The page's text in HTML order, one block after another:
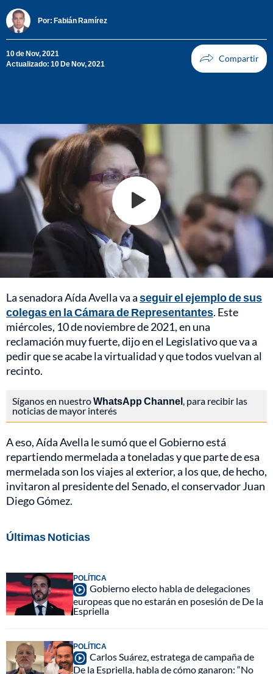
Por: Fabián Ramírez
10 de Nov, 2021
Actualizado: 10 De Nov, 2021
La senadora Aída Avella va aseguir el ejemplo de sus
colegas en la Cámara de Representantes. Este
miércoles, 10 de noviembre de 2021, en una
reclamación muy fuerte, dijo en el Legislativo que va a
pedir que se acabe la virtualidad y que todos vuelvan al
recinto.
Síganos en nuestroWhatsApp Channel , para recibir las
noticias de mayor interés
A eso, Aída Avella le sumó que el Gobierno está
repartiendo mermelada a toneladas y que parte de esa
mermelada son los viajes al exterior, a los que, de hecho,
invitaron al presidente del Senado, el conservador Juan
Diego Gómez.
Últimas Noticias
POLÍTICA
Gobierno electo habla de delegaciones
europeas que no estarán en posesión de De la
Espriella
POLÍTICA
Carlos Suárez, estratega de campaña de
De la Espriella, habla de cómo ganaron: “No